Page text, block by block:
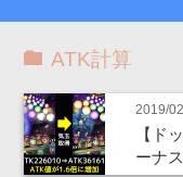
ATK計算
2019/
【ド
ーナ